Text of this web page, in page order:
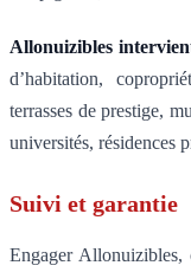
Allonuizibles
d’habitation,
terrasses de prestige,
universités, résidences
Suivi et garantie
Engager Allonuizibles,